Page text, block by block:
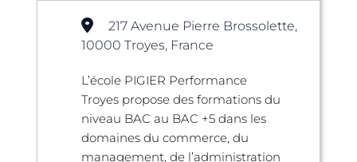
217 Avenue Pierre Brossolette,
10000 Troyes, France
L’école PIGIER Performance
Troyes propose des formations du
niveau BAC au BAC +5 dans les
domaines du commerce, du
management, de l’administration